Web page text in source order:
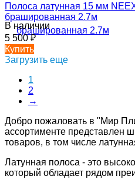
Полоса латунная 15 мм
брашированная 2.7м
В наличии
5 500₽
Купить
Загрузить еще
1
2
→
Добро пожаловать в "Мир
ассортименте представлен
товаров, в том числе
Латунная полоса - это
который обладает рядом